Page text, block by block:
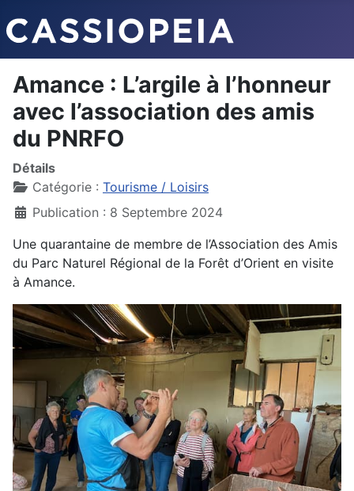
Amance : L’argile à l’honneur
avec l’association des amis
du PNRFO
Détails
Catégorie : Tourisme / Loisirs
Publication : 8 Septembre 2024
Une quarantaine de membre de l’Association des Amis
du Parc Naturel Régional de la Forêt d’Orient en visite
à Amance.